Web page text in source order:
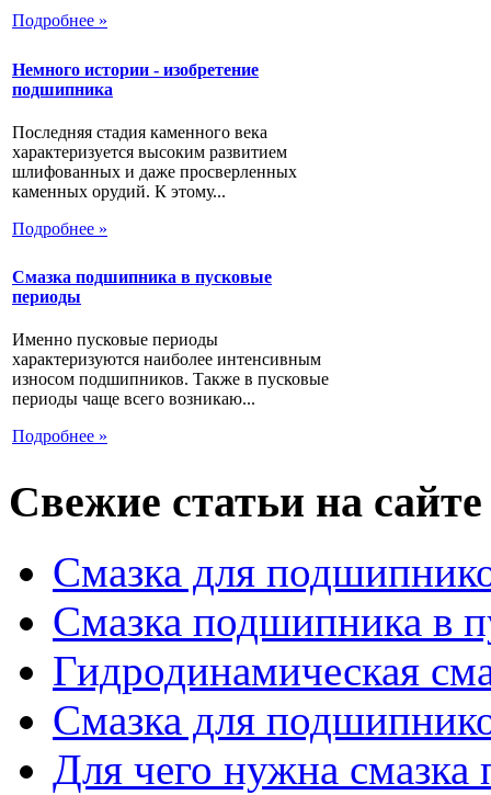
Подробнее »
Немного истории - изобретение
подшипника
Последняя стадия каменного века
характеризуется высоким развитием
шлифованных и даже просверленных
каменных орудий. К этому...
Подробнее »
Смазка подшипника в пусковые
периоды
Именно пусковые периоды
характеризуются наиболее интенсивным
износом подшипников. Также в пусковые
периоды чаще всего возникаю...
Подробнее »
Свежие статьи на сайте
Смазка для
Смазка подшипника в
Гидродинамическая
Смазка для
Для чего нужна